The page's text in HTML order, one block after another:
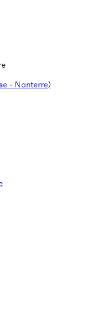
- Nanterre)